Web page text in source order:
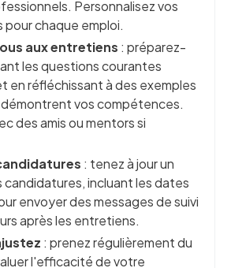
Personnalisez vos
chaque emploi.
aux entretiens : préparez-
les questions courantes
en réfléchissant à des exemples
vos compétences.
des amis ou mentors si
: tenez à jour un
candidatures, incluant les dates
envoyer des messages de suivi
après les entretiens.
: prenez régulièrement du
l'efficacité de votre